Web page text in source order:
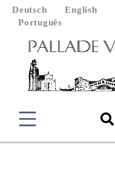
Deutsch English
Português